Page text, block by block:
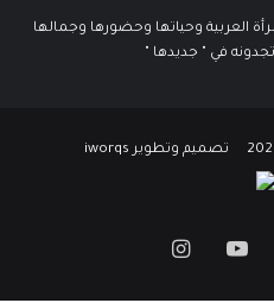
العربية وحياتها وحضورها وجمالها
في " جديدها "
يوتيوبانستقرام